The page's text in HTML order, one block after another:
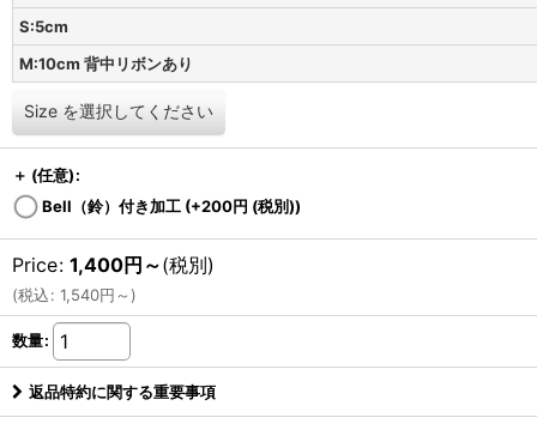
S:5cm
M:10cm 背中リボンあり
Size を選択してください
＋ (任意):
Bell（鈴）付き加工 (+200円 (税別))
Price: 1,400円 ～(税別)
(税込: 1,540円 ～ )
数量:
返品特約に関する重要事項